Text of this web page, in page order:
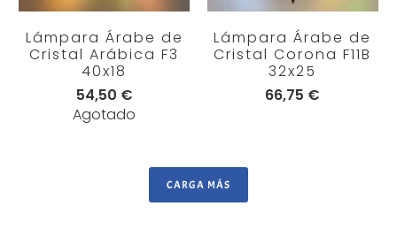
Lámpara Árabe de
Cristal Arábica F3
40x18
54,50 €
Agotado
Lámpara Árabe de
Cristal Corona F11B
32x25
66,75 €
CARGA MÁS